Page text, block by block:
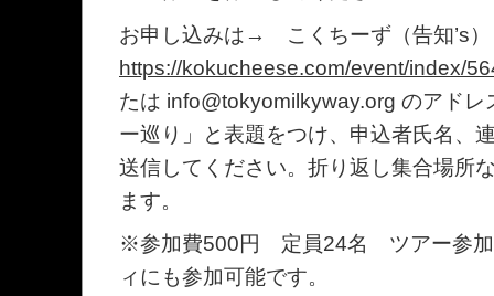
お申し込みは→ こくちーず（告知’s）
https://kokucheese.com/event/index/
たは info@tokyomilkyway.org のアド
ー巡り」と表題をつけ、申込者氏名、
送信してください。折り返し集合場所
ます。
※参加費500円 定員24名 ツアー参加
ィにも参加可能です。